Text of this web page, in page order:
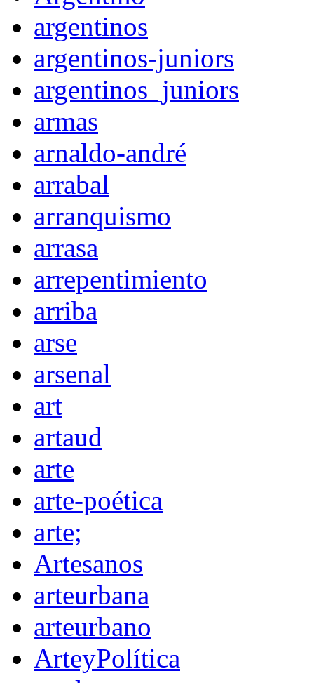
argentinos
argentinos-juniors
argentinos_juniors
armas
arnaldo-andré
arrabal
arranquismo
arrasa
arrepentimiento
arriba
arse
arsenal
art
artaud
arte
arte-poética
arte;
Artesanos
arteurbana
arteurbano
ArteyPolítica